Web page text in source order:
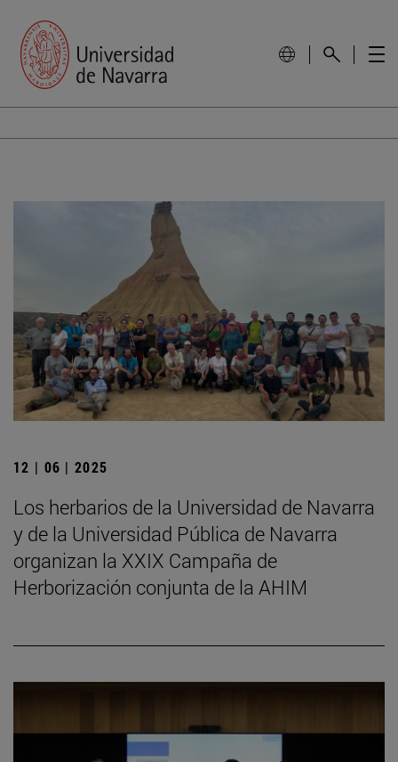
12 | 06 | 2025
Los herbarios de la Universidad de Navarra
y de la Universidad Pública de Navarra
organizan la XXIX Campaña de
Herborización conjunta de la AHIM